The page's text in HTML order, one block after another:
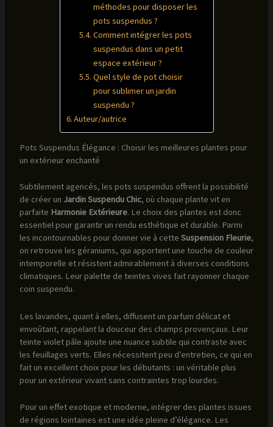
méthodes pour disposer les
pots suspendus ?
Comment intégrer les pots
suspendus dans un petit
espace extérieur ?
Quel style de pot choisir
pour sublimer un jardin
suspendu ?
Auteur/autrice
Pots Suspendus Élégance : Choisir les meilleures plantes pour
un extérieur enchanté
Subtilement agencés, les pots suspendus offrent la possibilité
de créer un Jardin Suspendu Chic, où chaque plante vit en
parfaite Harmonie Extérieure. Le choix des plantes est donc
essentiel pour garantir un rendu esthétique et durable. Parmi
les incontournables pour donner vie à cette Suspension Fleurie,
on retrouve les géraniums, qui apportent une touche de couleur
intemporelle et résistent admirablement à diverses conditions
climatiques. Leur palette de teintes vives fait rayonner chaque
coin suspendu.
Les lavandes, quant à elles, diffusent un parfum délicat et
envoûtant, rappelant la douceur des champs provençaux. Leur
teinte violet pâle ajoute une nuance subtile qui contraste avec
les feuillages verts. Elles nécessitent peu d’entretien, ce qui en
fait un excellent choix pour les débutants : un véritable plus
pour un extérieur vivant sans contraintes trop lourdes.
Pour un effet exotique et moderne, intégrer des plantes issues
de régions lointaines est une idée pleine d’élégance. Les